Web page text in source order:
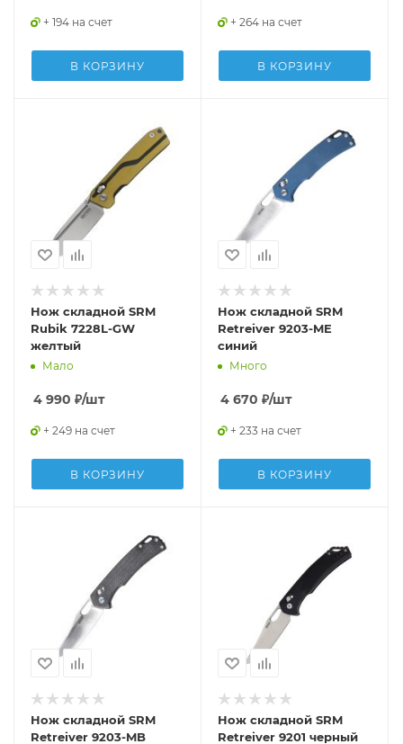
+ 194 на счет
В КОРЗИНУ
+ 264 на счет
В КОРЗИНУ
Нож складной SRM
Rubik 7228L-GW
желтый
Мало
4 990 ₽/шт
+ 249 на счет
В КОРЗИНУ
Нож складной SRM
Retreiver 9203-ME
синий
Много
4 670 ₽/шт
+ 233 на счет
В КОРЗИНУ
Нож складной SRM
Retreiver 9203-MB
Нож складной SRM
Retreiver 9201 черный